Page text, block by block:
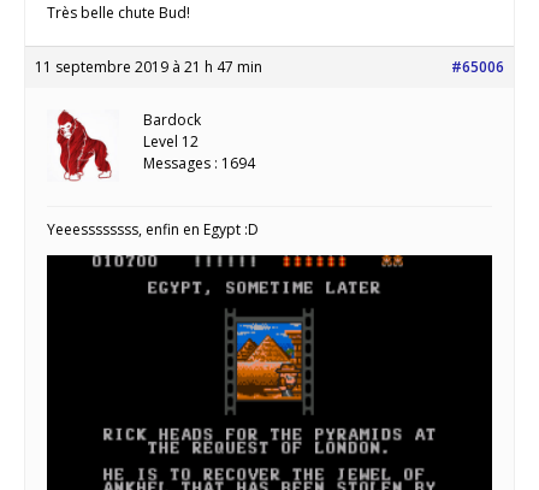
Très belle chute Bud!
11 septembre 2019 à 21 h 47 min #65006
Bardock
Level 12
Messages : 1694
Yeeessssssss, enfin en Egypt :D